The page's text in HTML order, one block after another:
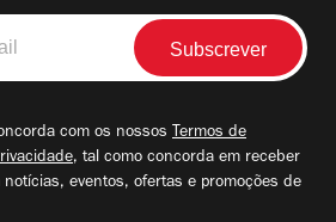
com os nossos Termos de
, tal como concorda em receber
eventos, ofertas e promoções de